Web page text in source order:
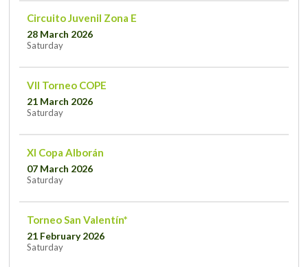
Circuito Juvenil Zona E
28 March 2026
Saturday
VII Torneo COPE
21 March 2026
Saturday
XI Copa Alborán
07 March 2026
Saturday
Torneo San Valentín*
21 February 2026
Saturday